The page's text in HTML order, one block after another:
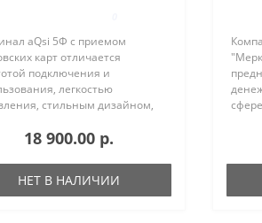
aQsi 5Ф с приемом
карт отличается
подключения и
легкостью
стильным дизайном,
требованиям.
что aQsi 5 с
позволяет принима..
18 900.00 р.
НЕТ В НАЛИЧИИ